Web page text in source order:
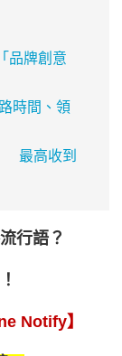
品牌創意
時間、領
最高收到
行語？
Notify】